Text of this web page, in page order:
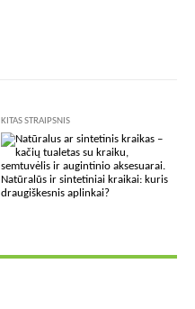
KITAS STRAIPSNIS
Natūralūs ir sintetiniai kraikai: kuris
draugiškesnis aplinkai?